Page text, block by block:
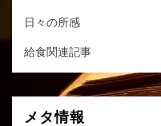
日々の所感
給食関連記事
メタ情報